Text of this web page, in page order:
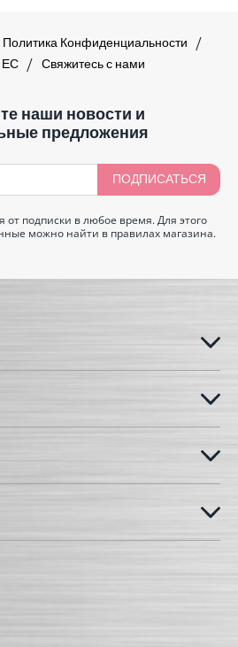
Политика Конфиденциальности
ЕС
Свяжитесь с нами
наши новости и
предложения
ПОДПИСАТЬСЯ
от подписки в любое время. Для этого
можно найти в правилах магазина.